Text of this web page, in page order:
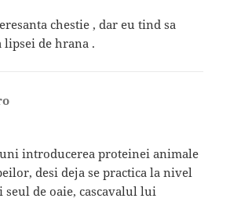
chestie , dar eu tind sa
lipsei de hrana .
introducerea proteinei animale
desi deja se practica la nivel
de oaie, cascavalul lui